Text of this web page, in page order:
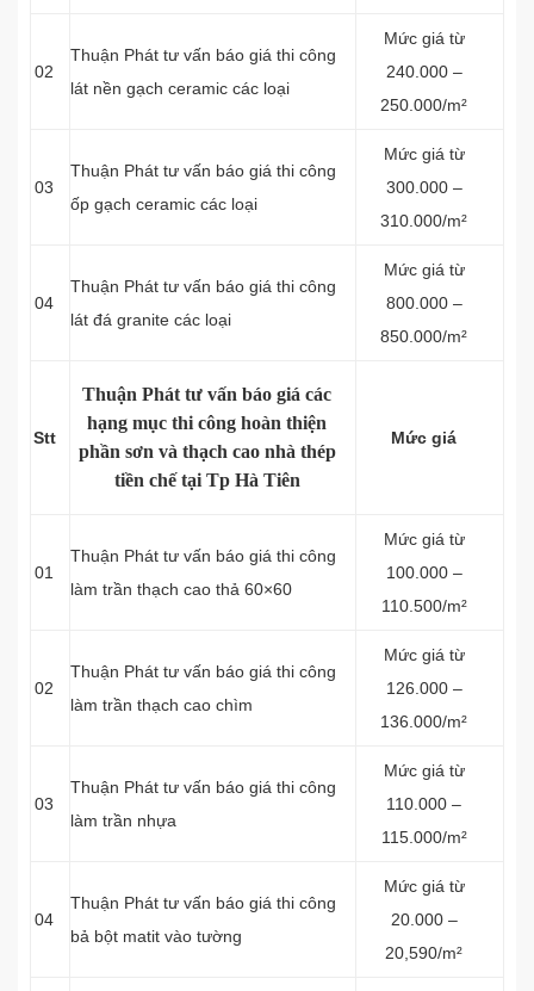
02
Thuận Phát tư vấn báo giá thi công
lát nền gạch ceramic các loại
Mức giá từ
240.000 –
250.000/m²
03
Thuận Phát tư vấn báo giá thi công
ốp gạch ceramic các loại
Mức giá từ
300.000 –
310.000/m²
04
Thuận Phát tư vấn báo giá thi công
lát đá granite các loại
Mức giá từ
800.000 –
850.000/m²
Stt
Thuận Phát tư vấn báo giá các
hạng mục thi công hoàn thiện
phần sơn và thạch cao nhà thép
tiền chế tại Tp Hà Tiên
Mức giá
01
Thuận Phát tư vấn báo giá thi công
làm trần thạch cao thả 60×60
Mức giá từ
100.000 –
110.500/m²
02
Thuận Phát tư vấn báo giá thi công
làm trần thạch cao chìm
Mức giá từ
126.000 –
136.000/m²
03
Thuận Phát tư vấn báo giá thi công
làm trần nhựa
Mức giá từ
110.000 –
115.000/m²
04
Thuận Phát tư vấn báo giá thi công
bả bột matit vào tường
Mức giá từ
20.000 –
20,590/m²